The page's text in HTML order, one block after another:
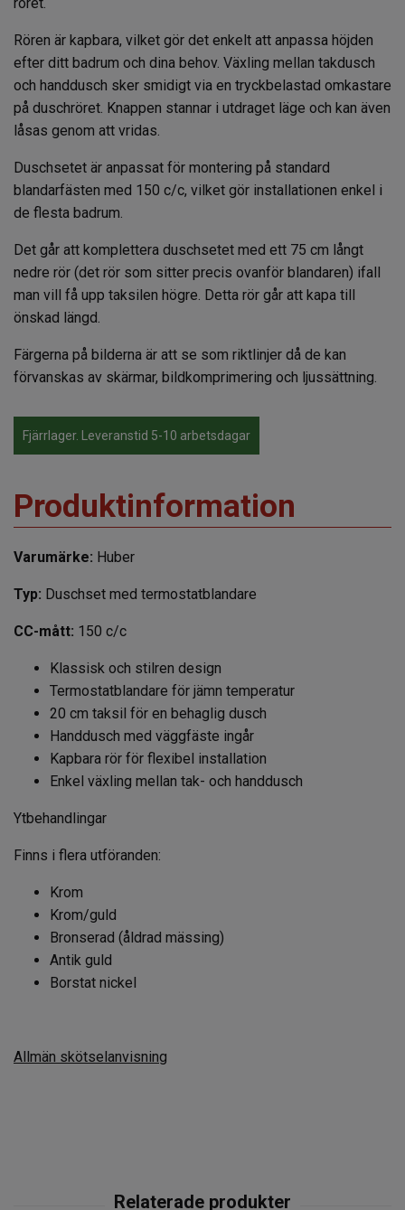
Rören är kapbara, vilket gör det enkelt att anpassa höjden
efter ditt badrum och dina behov. Växling mellan takdusch
och handdusch sker smidigt via en tryckbelastad omkastare
på duschröret. Knappen stannar i utdraget läge och kan även
låsas genom att vridas.
Duschsetet är anpassat för montering på standard
blandarfästen med 150 c/c, vilket gör installationen enkel i
de flesta badrum.
Det går att komplettera duschsetet med ett 75 cm långt
nedre rör (det rör som sitter precis ovanför blandaren) ifall
man vill få upp taksilen högre. Detta rör går att kapa till
önskad längd.
Färgerna på bilderna är att se som riktlinjer då de kan
förvanskas av skärmar, bildkomprimering och ljussättning.
Fjärrlager. Leveranstid 5-10 arbetsdagar
Produktinformation
Varumärke: Huber
Typ: Duschset med termostatblandare
CC-mått: 150 c/c
Klassisk och stilren design
Termostatblandare för jämn temperatur
20 cm taksil för en behaglig dusch
Handdusch med väggfäste ingår
Kapbara rör för flexibel installation
Enkel växling mellan tak- och handdusch
Ytbehandlingar
Finns i flera utföranden:
Krom
Krom/guld
Bronserad (åldrad mässing)
Antik guld
Borstat nickel
Allmän skötselanvisning